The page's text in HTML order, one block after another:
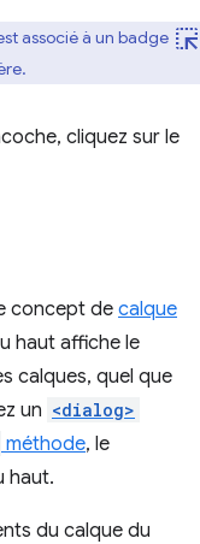
associé à un badge ink_selection
cliquez sur le
concept de calque
haut affiche le
calques, quel que
un <dialog>
méthode, le
haut.
du calque du